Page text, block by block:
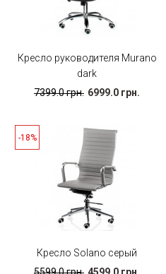
Кресло руководителя Murano
dark
7399.0 грн. 6999.0 грн.
-18%
Кресло Solano серый